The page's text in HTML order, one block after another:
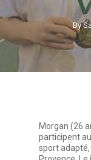
By
Morgan (26
participent
sport adapté,